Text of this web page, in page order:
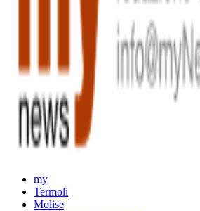
my
Termoli
Molise